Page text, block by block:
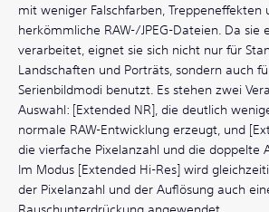
mit weniger Falschfarben, Treppeneffekten
herkömmliche RAW-/JPEG-Dateien. Da sie
verarbeitet, eignet sie sich nicht nur für
Landschaften und Porträts, sondern auch
Serienbildmodi benutzt. Es stehen zwei
Auswahl: [Extended NR], die deutlich
normale RAW-Entwicklung erzeugt, und
die vierfache Pixelanzahl und die doppelte
Im Modus [Extended Hi-Res] wird
der Pixelanzahl und der Auflösung auch